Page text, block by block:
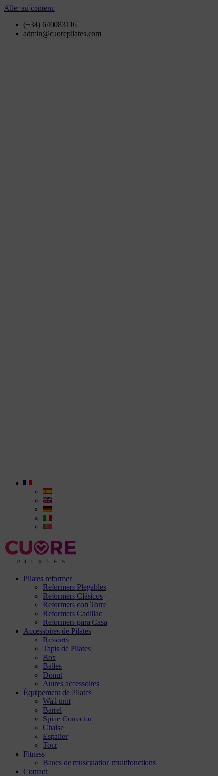
Aller au contenu
(+34) 640083116
admin@cuorepilates.com
Pilates reformer
Reformers Plegables
Reformers Clásicos
Reformers con Torre
Reformers Cadillac
Reformers para Casa
Accessoires de Pilates
Ressorts
Tapis de Pilates
Box
Balles
Donut
Autres accessoires
Équipement de Pilates
Wall unit
Barrel
Spine Corrector
Chaise
Espalier
Tour
Fitness
Bancs de musculation multifonctions
Contact